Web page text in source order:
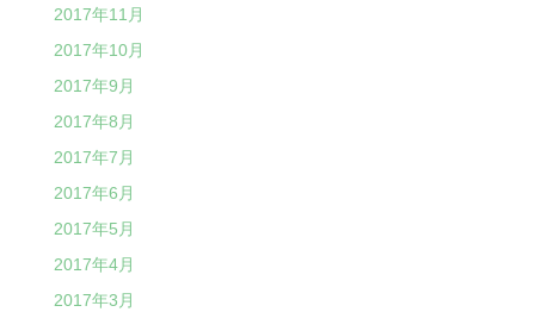
2017年11月
2017年10月
2017年9月
2017年8月
2017年7月
2017年6月
2017年5月
2017年4月
2017年3月